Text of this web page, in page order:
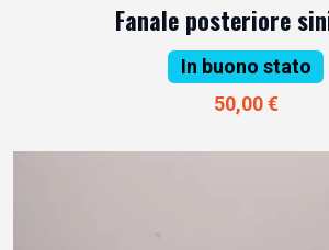
Fanale posteriore
In buono stato
50,00 €